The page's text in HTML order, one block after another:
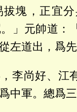
塊，正宜
」元帥道：
左道出，爲先
李尚好、江
中軍。總爲